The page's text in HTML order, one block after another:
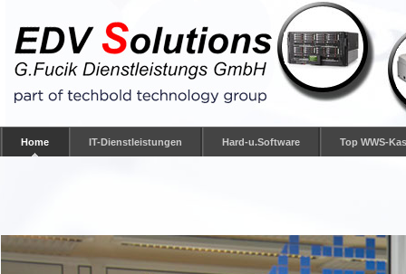
Home IT-Dienstleistungen Hard-u.Software Top WWS-